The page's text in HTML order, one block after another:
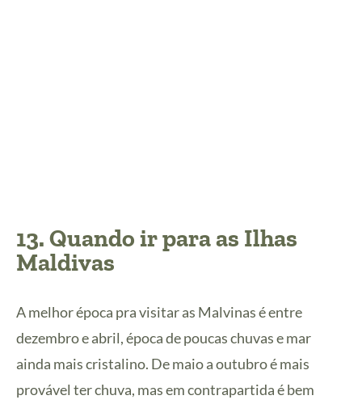
13. Quando ir para as Ilhas
Maldivas
A melhor época pra visitar as Malvinas é entre
dezembro e abril, época de poucas chuvas e mar
ainda mais cristalino. De maio a outubro é mais
provável ter chuva, mas em contrapartida é bem